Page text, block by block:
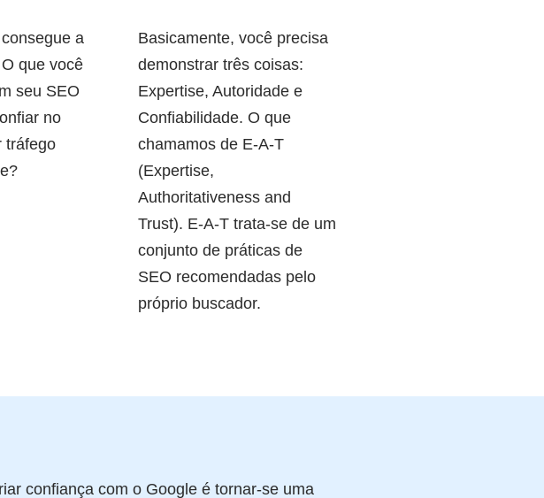
a
que você
seu SEO
no
tráfego
Basicamente, você precisa
demonstrar três coisas:
Expertise, Autoridade e
Confiabilidade. O que
chamamos de E-A-T
(Expertise,
Authoritativeness and
Trust). E-A-T trata-se de um
conjunto de práticas de
SEO recomendadas pelo
próprio buscador.
confiança com o Google é tornar-se uma